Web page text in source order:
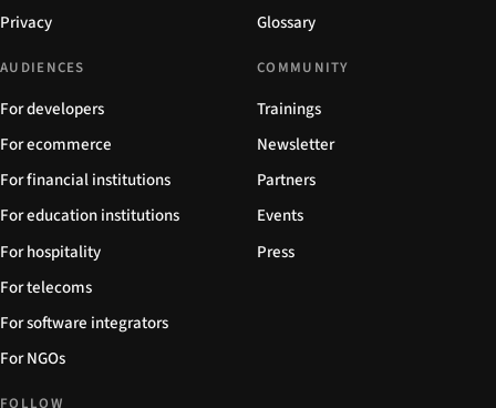
Privacy
Glossary
AUDIENCES
For developers
For ecommerce
For financial institutions
For education institutions
For hospitality
For telecoms
For software integrators
For NGOs
COMMUNITY
Trainings
Newsletter
Partners
Events
Press